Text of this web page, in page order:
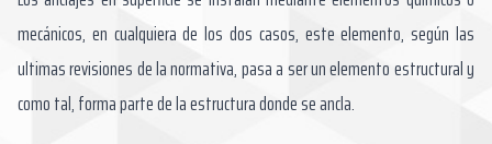
mecánicos, en cualquiera de los dos casos, este elemento, según las
ultimas revisiones de la normativa, pasa a ser un elemento estructural y
como tal, forma parte de la estructura donde se ancla.